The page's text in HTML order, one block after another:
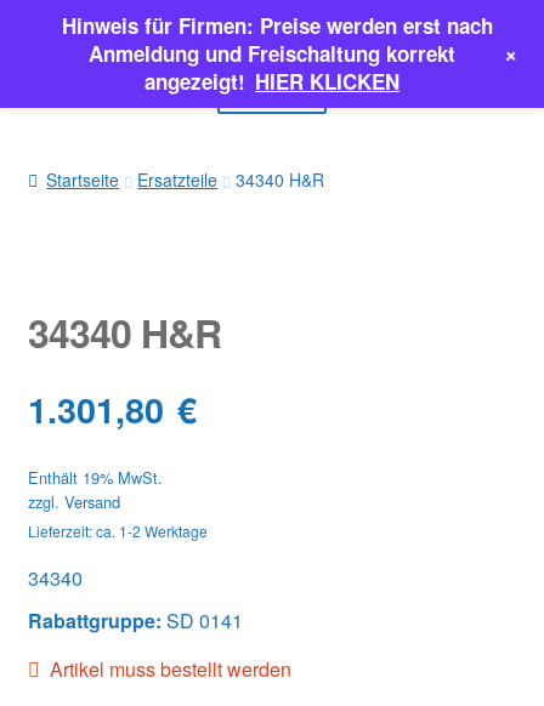
springen
springen
Menü
SALE
Classic Parts
Startseite Ersatzteile 34340 H&R
34340 H&R
1.301,80 €
Enthält 19% MwSt.
zzgl. Versand
Lieferzeit: ca. 1-2 Werktage
34340
Rabattgruppe: SD 0141
Artikel muss bestellt werden
Hinweis für Firmen: Preise werden erst nach
Anmeldung und Freischaltung korrekt
angezeigt! HIER KLICKEN
+